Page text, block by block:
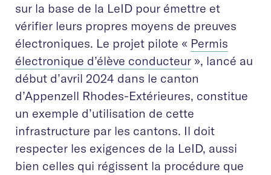
sur la base de la LeID pour émettre et
vérifier leurs propres moyens de preuves
électroniques. Le projet pilote « Permis
électronique d’élève conducteur », lancé au
début d’avril 2024 dans le canton
d’Appenzell Rhodes-Extérieures, constitue
un exemple d’utilisation de cette
infrastructure par les cantons. Il doit
respecter les exigences de la LeID, aussi
bien celles qui régissent la procédure que